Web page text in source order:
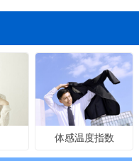
体感温度指数